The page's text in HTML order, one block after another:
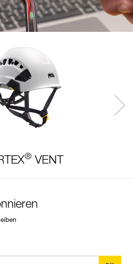
® VENT